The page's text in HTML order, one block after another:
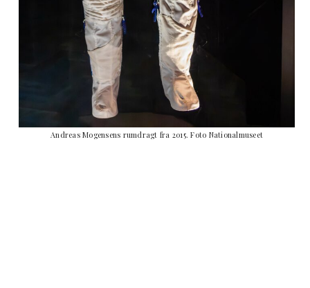
Andreas Mogensens rumdragt fra 2015. Foto Nationalmuseet